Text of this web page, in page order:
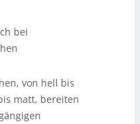
bei
von hell bis
matt, bereiten